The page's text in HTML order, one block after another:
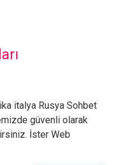
italya Rusya Sohbet
güvenli olarak
İster Web